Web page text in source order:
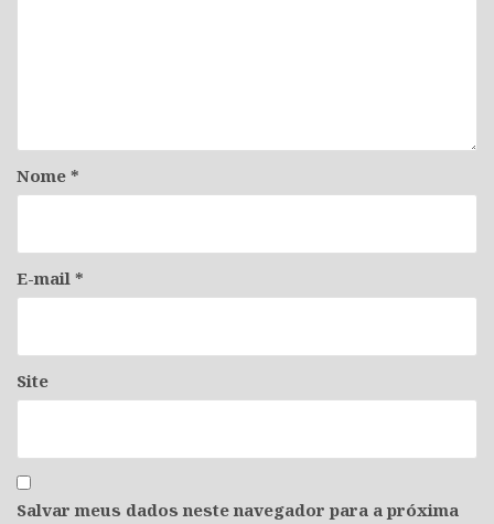
Nome *
E-mail *
Site
Salvar meus dados neste navegador para a próxima